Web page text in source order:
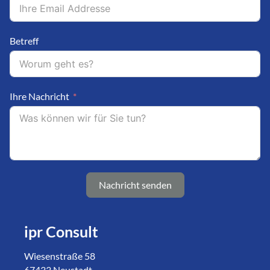
Betreff
Ihre Nachricht
Nachricht senden
ipr Consult
Wiesenstraße 58